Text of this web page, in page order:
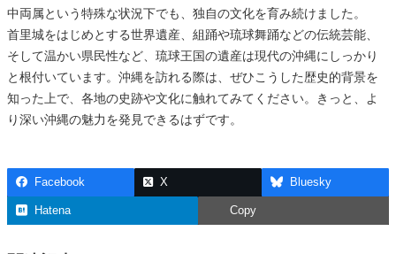
中両属という特殊な状況下でも、独自の文化を育み続けました。
首里城をはじめとする世界遺産、組踊や琉球舞踊などの伝統芸能、
そして温かい県民性など、琉球王国の遺産は現代の沖縄にしっかり
と根付いています。沖縄を訪れる際は、ぜひこうした歴史的背景を
知った上で、各地の史跡や文化に触れてみてください。きっと、よ
り深い沖縄の魅力を発見できるはずです。
Facebook X Bluesky
Hatena Copy